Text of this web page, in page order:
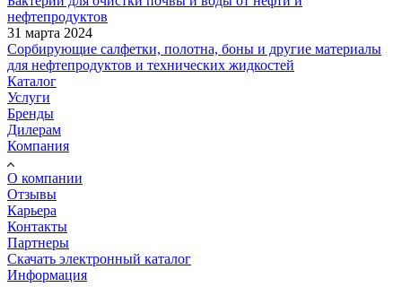
нефтепродуктов
31 марта 2024
Сорбирующие салфетки, полотна, боны и другие материалы
для нефтепродуктов и технических жидкостей
Каталог
Услуги
Бренды
Дилерам
Компания
О компании
Отзывы
Карьера
Контакты
Партнеры
Скачать электронный каталог
Информация